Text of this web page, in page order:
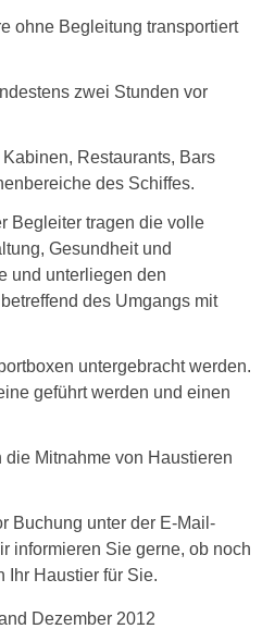
ohne Begleitung transportiert
zwei Stunden vor
Restaurants, Bars
des Schiffes.
Begleiter tragen die volle
Gesundheit und
und unterliegen den
des Umgangs mit
untergebracht werden.
geführt werden und einen
Mitnahme von Haustieren
Buchung unter der E-Mail-
informieren Sie gerne, ob noch
Ihr Haustier für Sie.
Dezember 2012